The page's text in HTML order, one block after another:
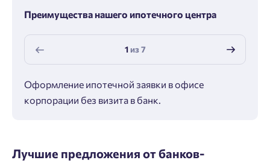
Преимущества нашего ипотечного центра
1из7
Оформление ипотечной заявки в офисе
корпорации без визита в банк.
Лучшие предложения от банков-